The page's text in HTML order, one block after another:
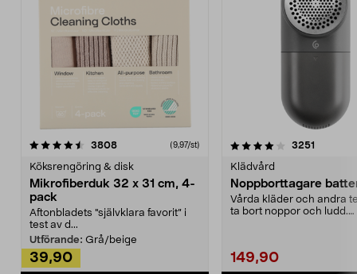
3808recensioner (9,97/st)
Köksrengöring & disk
Mikrofiberduk 32 x 31 cm, 4-
pack
Aftonbladets "självklara favorit” i
test av d...
Utförande: Grå/beige
39,90
4.0av 5 stjärnor 3251
Klädvård
Noppborttagare
Vårda kläder och andra
ta bort noppor och ludd.
149,90
4.5av 5 stjärnor